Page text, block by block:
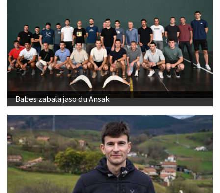
Babes zabala jaso du Ansak